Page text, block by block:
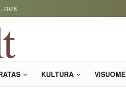
2026
KULTŪRA